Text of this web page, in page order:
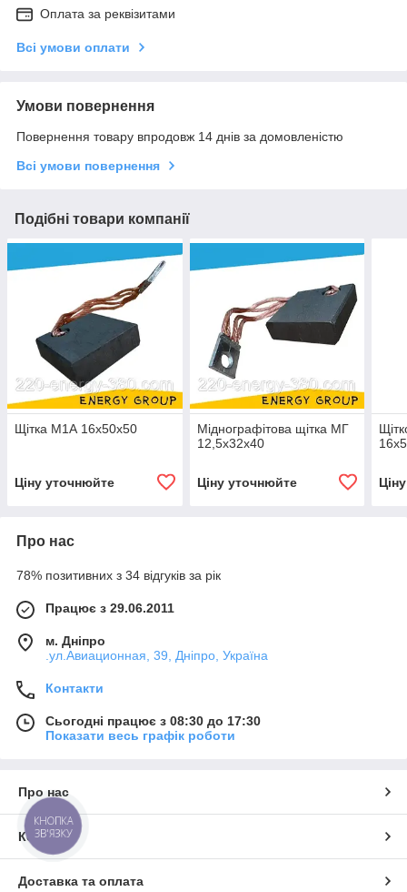
Оплата за реквізитами
Всі умови оплати
Умови повернення
Повернення товару впродовж 14 днів за домовленістю
Всі умови повернення
Подібні товари компанії
Щітка М1А 16х50х50
Ціну уточнюйте
Міднографітова щітка МГ
12,5х32х40
Ціну уточнюйте
Про нас
78% позитивних з 34 відгуків за рік
Працює з 29.06.2011
м. Дніпро
.ул.Авиационная, 39, Дніпро, Україна
Контакти
Сьогодні працює з 08:30 до 17:30
Показати весь графік роботи
Про нас
Контакти
Доставка та оплата
КНОПКА
ЗВ'ЯЗКУ